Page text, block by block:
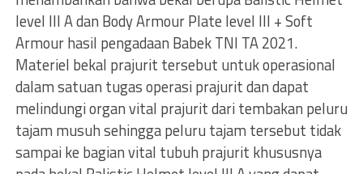
level III A dan Body Armour Plate level III + Soft
Armour hasil pengadaan Babek TNI TA 2021.
Materiel bekal prajurit tersebut untuk operasional
dalam satuan tugas operasi prajurit dan dapat
melindungi organ vital prajurit dari tembakan peluru
tajam musuh sehingga peluru tajam tersebut tidak
sampai ke bagian vital tubuh prajurit khususnya